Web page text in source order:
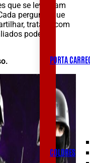
PORTA
COLDRES
que se levantam
pergunta que
tratado com
podem